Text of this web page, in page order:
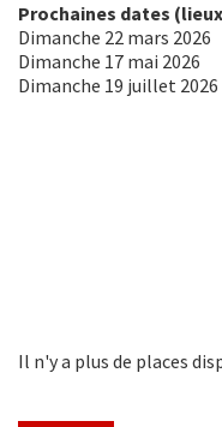
Prochaines dates
Dimanche 22 mars 2026
Dimanche 17 mai 2026
Dimanche 19 juillet 2026
Il n'y a plus de places